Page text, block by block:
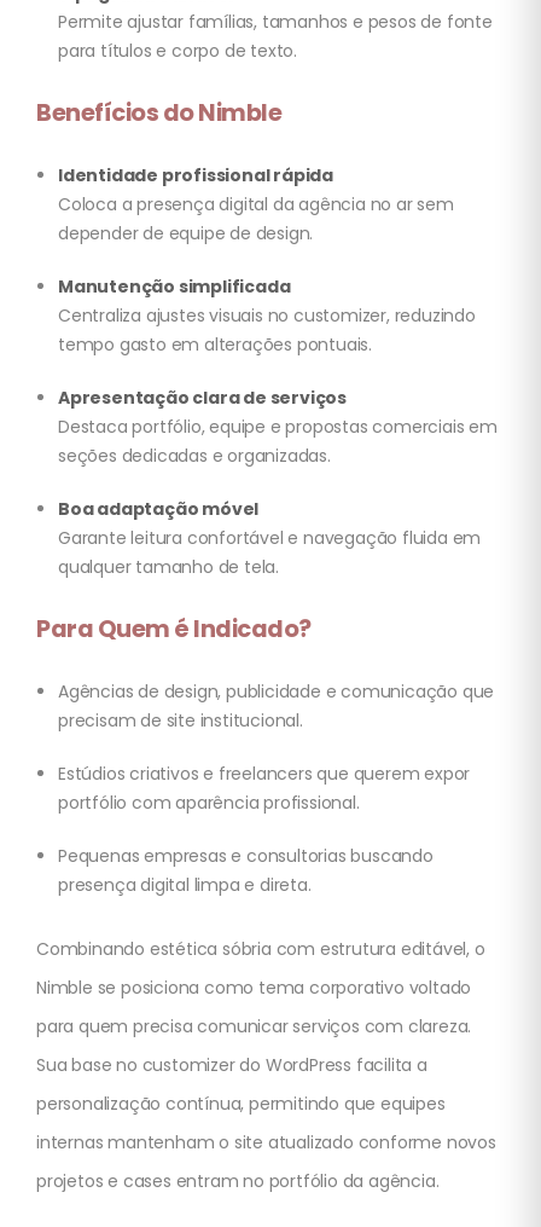
Permite ajustar famílias, tamanhos e pesos de fonte
para títulos e corpo de texto.
Benefícios do Nimble
Identidade profissional rápida
Coloca a presença digital da agência no ar sem
depender de equipe de design.
Manutenção simplificada
Centraliza ajustes visuais no customizer, reduzindo
tempo gasto em alterações pontuais.
Apresentação clara de serviços
Destaca portfólio, equipe e propostas comerciais em
seções dedicadas e organizadas.
Boa adaptação móvel
Garante leitura confortável e navegação fluida em
qualquer tamanho de tela.
Para Quem é Indicado?
Agências de design, publicidade e comunicação que
precisam de site institucional.
Estúdios criativos e freelancers que querem expor
portfólio com aparência profissional.
Pequenas empresas e consultorias buscando
presença digital limpa e direta.
Combinando estética sóbria com estrutura editável, o
Nimble se posiciona como tema corporativo voltado
para quem precisa comunicar serviços com clareza.
Sua base no customizer do WordPress facilita a
personalização contínua, permitindo que equipes
internas mantenham o site atualizado conforme novos
projetos e cases entram no portfólio da agência.